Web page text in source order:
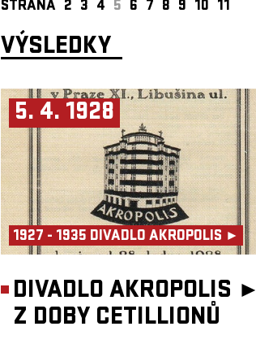
STRANA 2 3 4 5 6 7 8 9 10 11
VÝSLEDKY
5. 4. 1928
1927 - 1935 DIVADLO AKROPOLIS ►
DIVADLO AKROPOLIS ►
Z DOBY CETILLIONŮ